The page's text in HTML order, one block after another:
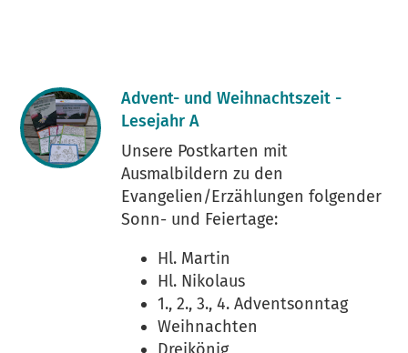
Advent- und Weihnachtszeit -
Lesejahr A
Unsere Postkarten mit
Ausmalbildern zu den
Evangelien/Erzählungen folgender
Sonn- und Feiertage:
Hl. Martin
Hl. Nikolaus
1., 2., 3., 4. Adventsonntag
Weihnachten